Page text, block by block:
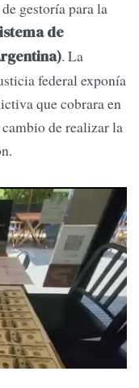
gestoría para la
de
. La
federal exponía
que cobrara en
de realizar la